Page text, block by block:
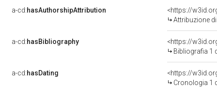
a-cd:hasAuthorshipAttribution
<https://
Attribuzione
a-cd:hasBibliography
<https://
Bibliografia 1
a-cd:hasDating
<https://
Cronologia 1